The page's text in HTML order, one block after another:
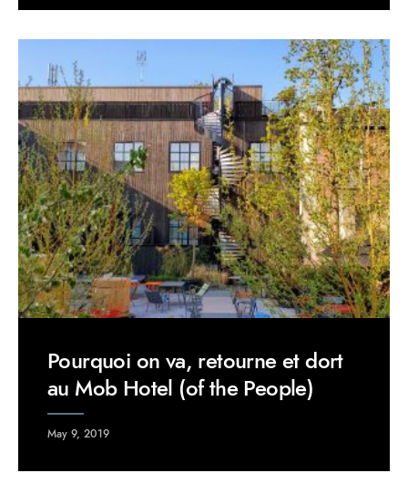
Pourquoi on va, retourne et dort
au Mob Hotel (of the People)
May 9, 2019